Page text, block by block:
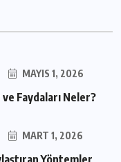
MAYIS 1, 2026
Faydaları Neler?
MART 1, 2026